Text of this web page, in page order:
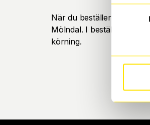
När du beställer dina nya
Mölndal. I beställningen
körning.